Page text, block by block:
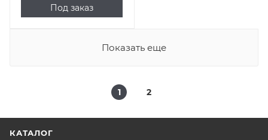
Под заказ
Показать еще
1 2
КАТАЛОГ